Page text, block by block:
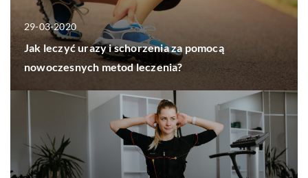
29-03-2020
Jak leczyć urazy i schorzenia za pomocą
nowoczesnych metod leczenia?